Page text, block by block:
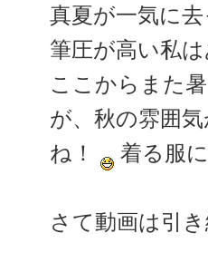
真夏が一気に
筆圧が高い私
ここからまた
が、秋の雰囲
ね！
着る服
さて動画は引